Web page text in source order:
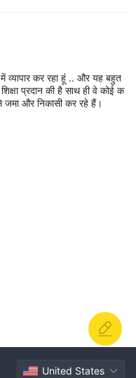
व्यापार कर रहा हूं .. और यह बहुत
प्रदान की है साथ ही वे कोई क
जमा और निकासी कर रहे हैं।
United States